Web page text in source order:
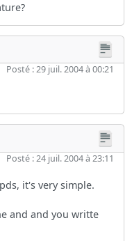
Posté : 29 juil. 2004 à 00:21
Posté : 24 juil. 2004 à 23:11
it's very simple.
and and you writte